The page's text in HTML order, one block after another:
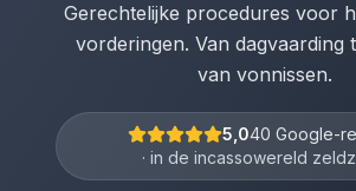
Gerechtelijke procedures voor
vorderingen. Van dagvaarding
van vonnissen.
5,040 Google-
· in de incassowereld